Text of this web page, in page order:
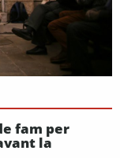
fam per
la